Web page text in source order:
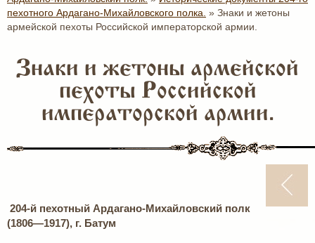
пехотного Ардагано-Михайловского полка. » Знаки и жетоны
армейской пехоты Российской императорской армии.
Знаки и жетоны армейской
пехоты Российской
императорской армии.
204-й пехотный Ардагано-Михайловский полк
(1806—1917), г. Батум